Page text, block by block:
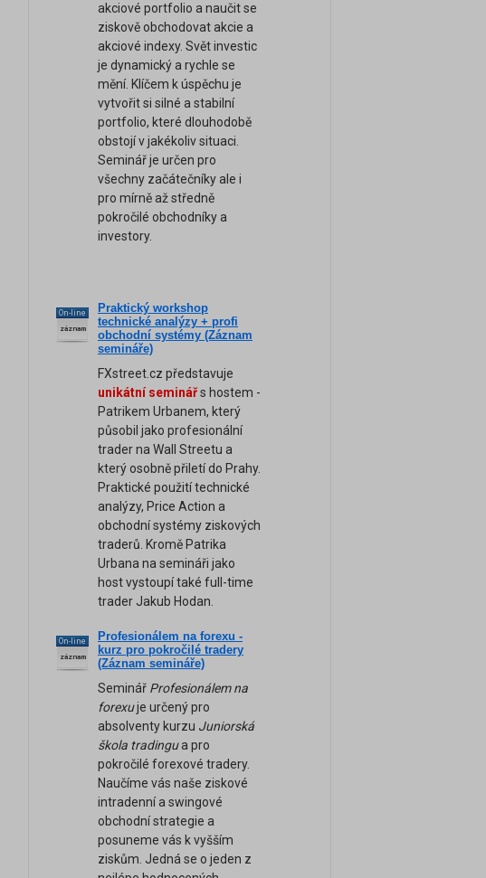
akciové portfolio a naučit se
ziskově obchodovat akcie a
akciové indexy. Svět investic
je dynamický a rychle se
mění. Klíčem k úspěchu je
vytvořit si silné a stabilní
portfolio, které dlouhodobě
obstojí v jakékoliv situaci.
Seminář je určen pro
všechny začátečníky ale i
pro mírně až středně
pokročilé obchodníky a
investory.
On-line
záznam
Praktický workshop
technické analýzy + profi
obchodní systémy (Záznam
semináře)
FXstreet.cz představuje
unikátní seminářs hostem -
Patrikem Urbanem, který
působil jako profesionální
trader na Wall Streetu a
který osobně přiletí do Prahy.
Praktické použití technické
analýzy, Price Action a
obchodní systémy ziskových
traderů. Kromě Patrika
Urbana na semináři jako
host vystoupí také full-time
trader Jakub Hodan.
On-line
záznam
Profesionálem na forexu -
kurz pro pokročilé tradery
(Záznam semináře)
Seminář Profesionálem na
forexuje určený pro
absolventy kurzu Juniorská
škola tradingua pro
pokročilé forexové tradery.
Naučíme vás naše ziskové
intradenní a swingové
obchodní strategie a
posuneme vás k vyšším
ziskům. Jedná se o jeden z